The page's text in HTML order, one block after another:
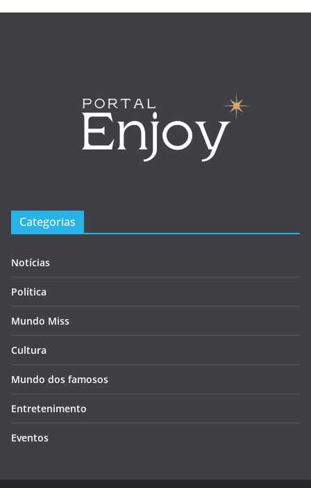
Categorias
Notícias
Política
Mundo Miss
Cultura
Mundo dos famosos
Entretenimento
Eventos